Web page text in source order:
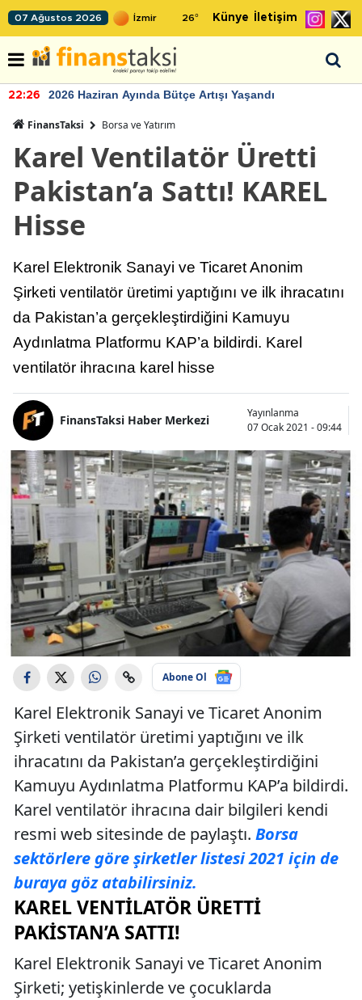
07 Ağustos 2026 26° Künye İletişim
22:26 2026 Haziran Ayında Bütçe Artışı Yaşandı
FinansTaksi Borsa ve Yatırım
Karel Ventilatör Üretti
Pakistan’a Sattı! KAREL
Hisse
Karel Elektronik Sanayi ve Ticaret Anonim
Şirketi ventilatör üretimi yaptığını ve ilk ihracatını
da Pakistan’a gerçekleştirdiğini Kamuyu
Aydınlatma Platformu KAP’a bildirdi. Karel
ventilatör ihracına karel hisse
FinansTaksi Haber Merkezi
Yayınlanma
07 Ocak 2021 - 09:44
Abone Ol
Karel Elektronik Sanayi ve Ticaret Anonim
Şirketi ventilatör üretimi yaptığını ve ilk
ihracatını da Pakistan’a gerçekleştirdiğini
Kamuyu Aydınlatma Platformu KAP’a bildirdi.
Karel ventilatör ihracına dair bilgileri kendi
resmi web sitesinde de paylaştı. Borsa
sektörlere göre şirketler listesi 2021 için de
buraya göz atabilirsiniz.
KAREL VENTILATÖR ÜRETTI
PAKISTAN’A SATTI!
Karel Elektronik Sanayi ve Ticaret Anonim
Şirketi; yetişkinlerde ve çocuklarda